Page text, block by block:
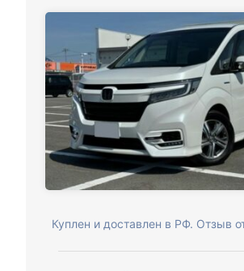
Куплен и доставлен в РФ. Отзыв